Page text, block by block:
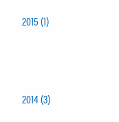
2015 (1)
2014 (3)